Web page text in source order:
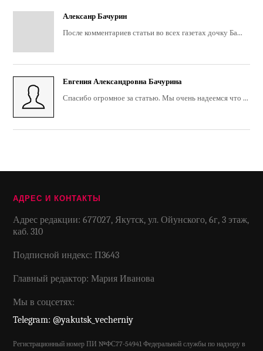
Алексанр Бачурин
После комментариев статьи во всех газетах дочку Ба...
Евгения Александровна Бачурина
Спасибо огромное за статью. Мы очень надеемся что ...
АДРЕС И КОНТАКТЫ
Адрес редакции: 677027, Якутск, ул. Ойунского, 6г, 3 этаж,
каб. 310
Подписной индекс: П3643
Главный редактор: Мария Иванова
Мы в соцсетях:
Telegram: @yakutsk_vecherniy
Регистрационный номер ПИ №ФС77-54941 Федеральной службы по надзору в